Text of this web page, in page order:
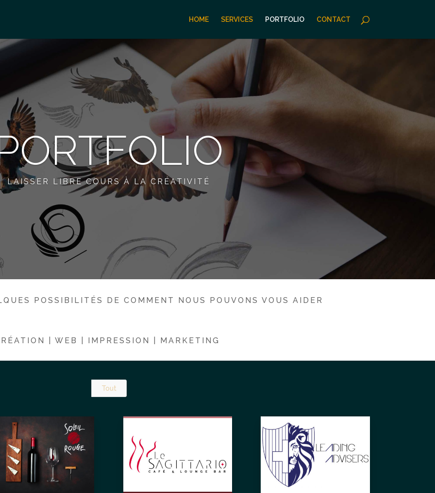
HOME SERVICES PORTFOLIO CONTACT
LAISSER LIBRE COURS À LA CRÉATIVITÉ
POSSIBILITÉS DE COMMENT NOUS POUVONS VOUS AIDER
| WEB | IMPRESSION | MARKETING
Tout